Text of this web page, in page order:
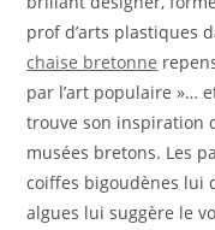
prof d’arts plastiques
chaise bretonne
par l’art populaire »…
trouve son inspiration
musées bretons. Les
coiffes bigoudènes lui
algues lui suggère le